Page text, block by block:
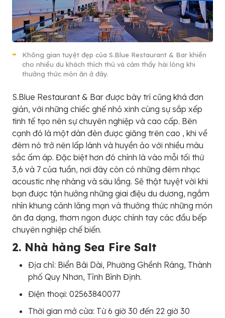
Không gian tuyệt đẹp của S.Blue Restaurant & Bar khiến
cho nhiều du khách thích thú và cảm thấy hài lòng khi
thưởng thức món ăn ở đây.
S.Blue Restaurant & Bar được bày trí cũng khá đơn
giản, với những chiếc ghế nhỏ xinh cùng sự sắp xếp
tinh tế tạo nên sự chuyên nghiệp và cao cấp. Bên
cạnh đó là một dàn đèn được giăng trên cao , khi về
đêm nó trở nên lấp lánh và huyền ảo với nhiều màu
sắc ấm áp. Đặc biệt hơn đó chính là vào mỗi tối thứ
3,6 và 7 của tuần, nơi đây còn có những đêm nhạc
acoustic nhẹ nhàng và sâu lắng. Sẽ thật tuyệt vời khi
bạn được tận hưởng những giai điệu du dương, ngắm
nhìn khung cảnh lãng mạn và thưởng thức những món
ăn đa dạng, thơm ngon được chính tay các đầu bếp
chuyên nghiệp chế biến.
2. Nhà hàng Sea Fire Salt
Địa chỉ: Biển Bãi Dài, Phường Ghềnh Ráng, Thành
phố Quy Nhơn, Tỉnh Bình Định.
Điện thoại: 02563840077
Thời gian mở cửa: Từ 6 giờ 30 đến 22 giờ 30